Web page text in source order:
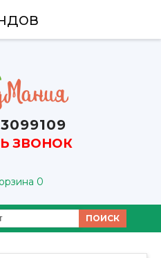
ЗВОНОК
0
ПОИСК